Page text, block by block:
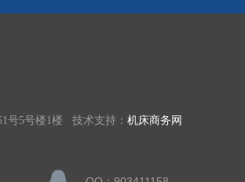
号5号楼1楼 技术支持： 机床商务网